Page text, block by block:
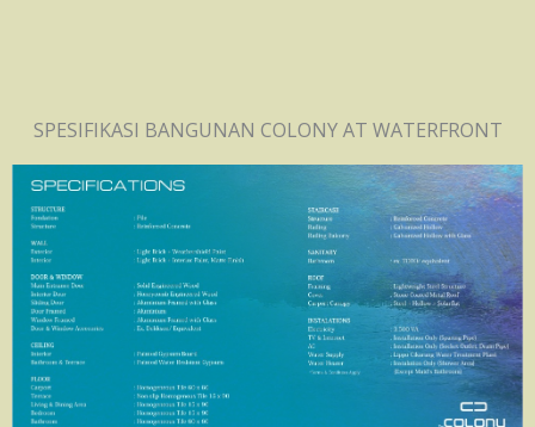
SPESIFIKASI BANGUNAN COLONY AT WATERFRONT